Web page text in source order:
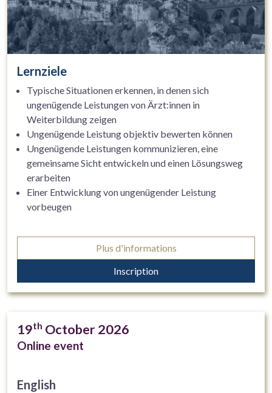
Lernziele
Typische Situationen erkennen, in denen sich
ungenügende Leistungen von Ärzt:innen in
Weiterbildung zeigen
Ungenügende Leistung objektiv bewerten können
Ungenügende Leistungen kommunizieren, eine
gemeinsame Sicht entwickeln und einen Lösungsweg
erarbeiten
Einer Entwicklung von ungenügender Leistung
vorbeugen
Plus d'informations
Inscription
19th October 2026
Online event
English